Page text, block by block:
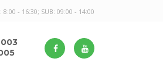
8:00 - 16:30; SUB: 09:00 - 14:00